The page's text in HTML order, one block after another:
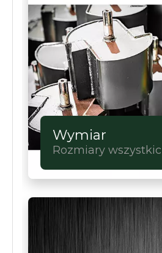
Wymiar
Rozmiary
personalizacja.